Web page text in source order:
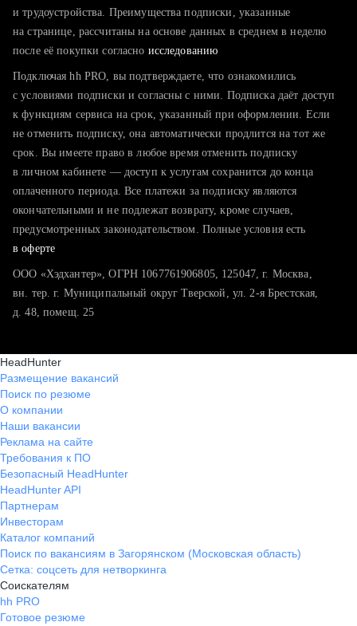
тратите много времени на поиск и вручную поднимаете
хотите сравнить себя с конкурентами и оценить шансы
и трудоустройства. Преимущества подписки, указанные
на странице, рассчитаны на основе данных в среднем в неделю
после её покупки согласно исследованию
Подключая hh PRO, вы подтверждаете, что ознакомились
с условиями подписки и согласны с ними. Подписка даёт доступ
к функциям сервиса на срок, указанный при оформлении. Если
не отменить подписку, она автоматически продлится на тот же
срок. Вы имеете право в любое время отменить подписку
в личном кабинете — доступ к услугам сохранится до конца
оплаченного периода. Все платежи за подписку являются
окончательными и не подлежат возврату, кроме случаев,
предусмотренных законодательством. Полные условия есть
в оферте
ООО «Хэдхантер», ОГРН 1067761906805, 125047, г. Москва,
вн. тер. г. Муниципальный округ Тверской, ул. 2-я Брестская,
д. 48, помещ. 25
HeadHunter
Размещение вакансий
Поиск по резюме
О компании
Наши вакансии
Реклама на сайте
Требования к ПО
Безопасный HeadHunter
HeadHunter API
Партнерам
Инвесторам
Каталог компаний
Поиск по вакансиям в Загорянском (Московская область)
Сетка: соцсеть для нетворкинга
Соискателям
hh PRO
Готовое резюме